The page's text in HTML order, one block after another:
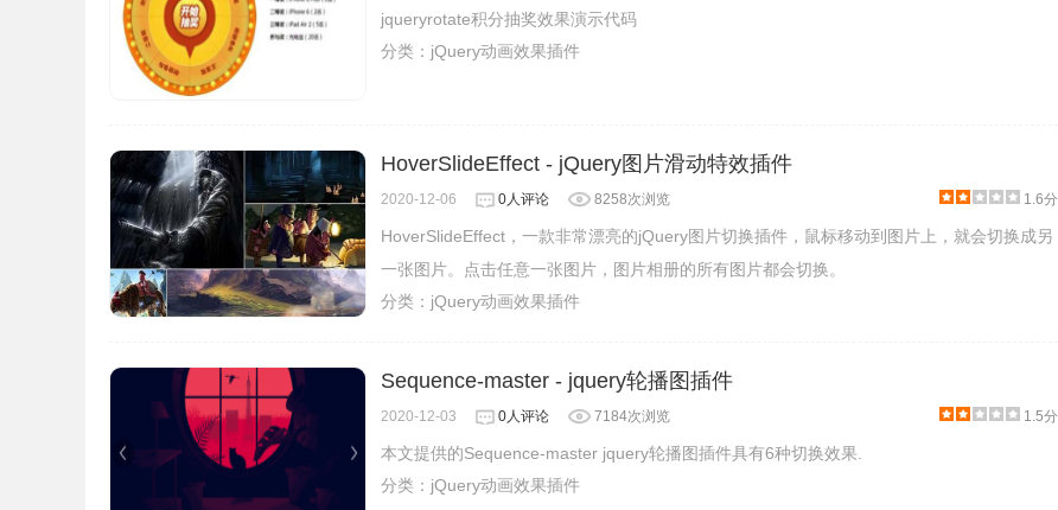
jqueryrotate积分抽奖效果演示代码
分类： jQuery动画效果插件
HoverSlideEffect - jQuery图片滑动特效插件
2020-12-06 0人评论 8258次浏览 1.6分
HoverSlideEffect，一款非常漂亮的jQuery图片切换插件，鼠标移动到图片上，就会切换成另
一张图片。点击任意一张图片，图片相册的所有图片都会切换。
分类： jQuery动画效果插件
Sequence-master - jquery轮播图插件
2020-12-03 0人评论 7184次浏览 1.5分
本文提供的Sequence-master jquery轮播图插件具有6种切换效果.
分类： jQuery动画效果插件